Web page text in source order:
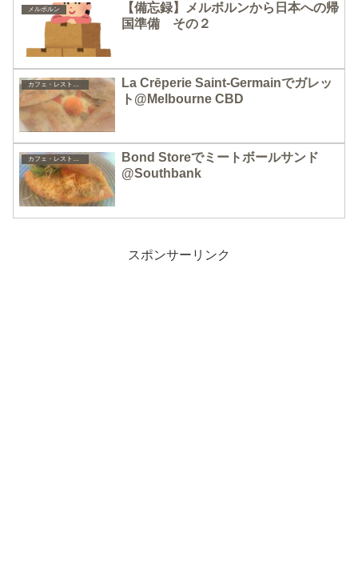
メルボルン
【備忘録】メルボルンから日本への帰
国準備 その２
La Crēperie Saint-Germainでガレッ
ト@Melbourne CBD
カフェ・レストラン
Bond Storeでミートボールサンド
@Southbank
スポンサーリンク